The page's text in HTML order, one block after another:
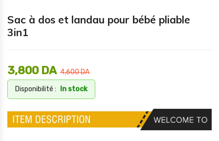
Sac à dos et landau pour bébé pliable
3in1
4,600DA
3,800 DA
Disponibilité : In stock